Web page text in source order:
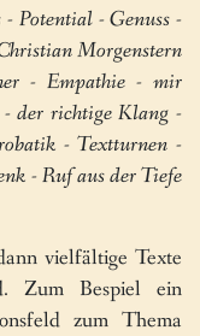
Potential - Genuss -
Morgenstern
- Empathie - mir
der richtige Klang -
- Textturnen -
- Ruf aus der Tiefe
vielfältige Texte
Zum Bespiel ein
zum Thema